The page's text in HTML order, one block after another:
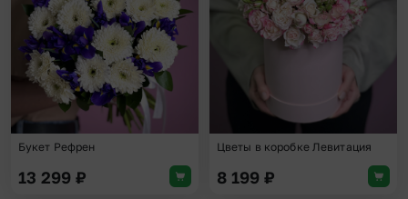
Букет Рефрен
13 299 ₽
Цветы в коробке Левитация
8 199 ₽